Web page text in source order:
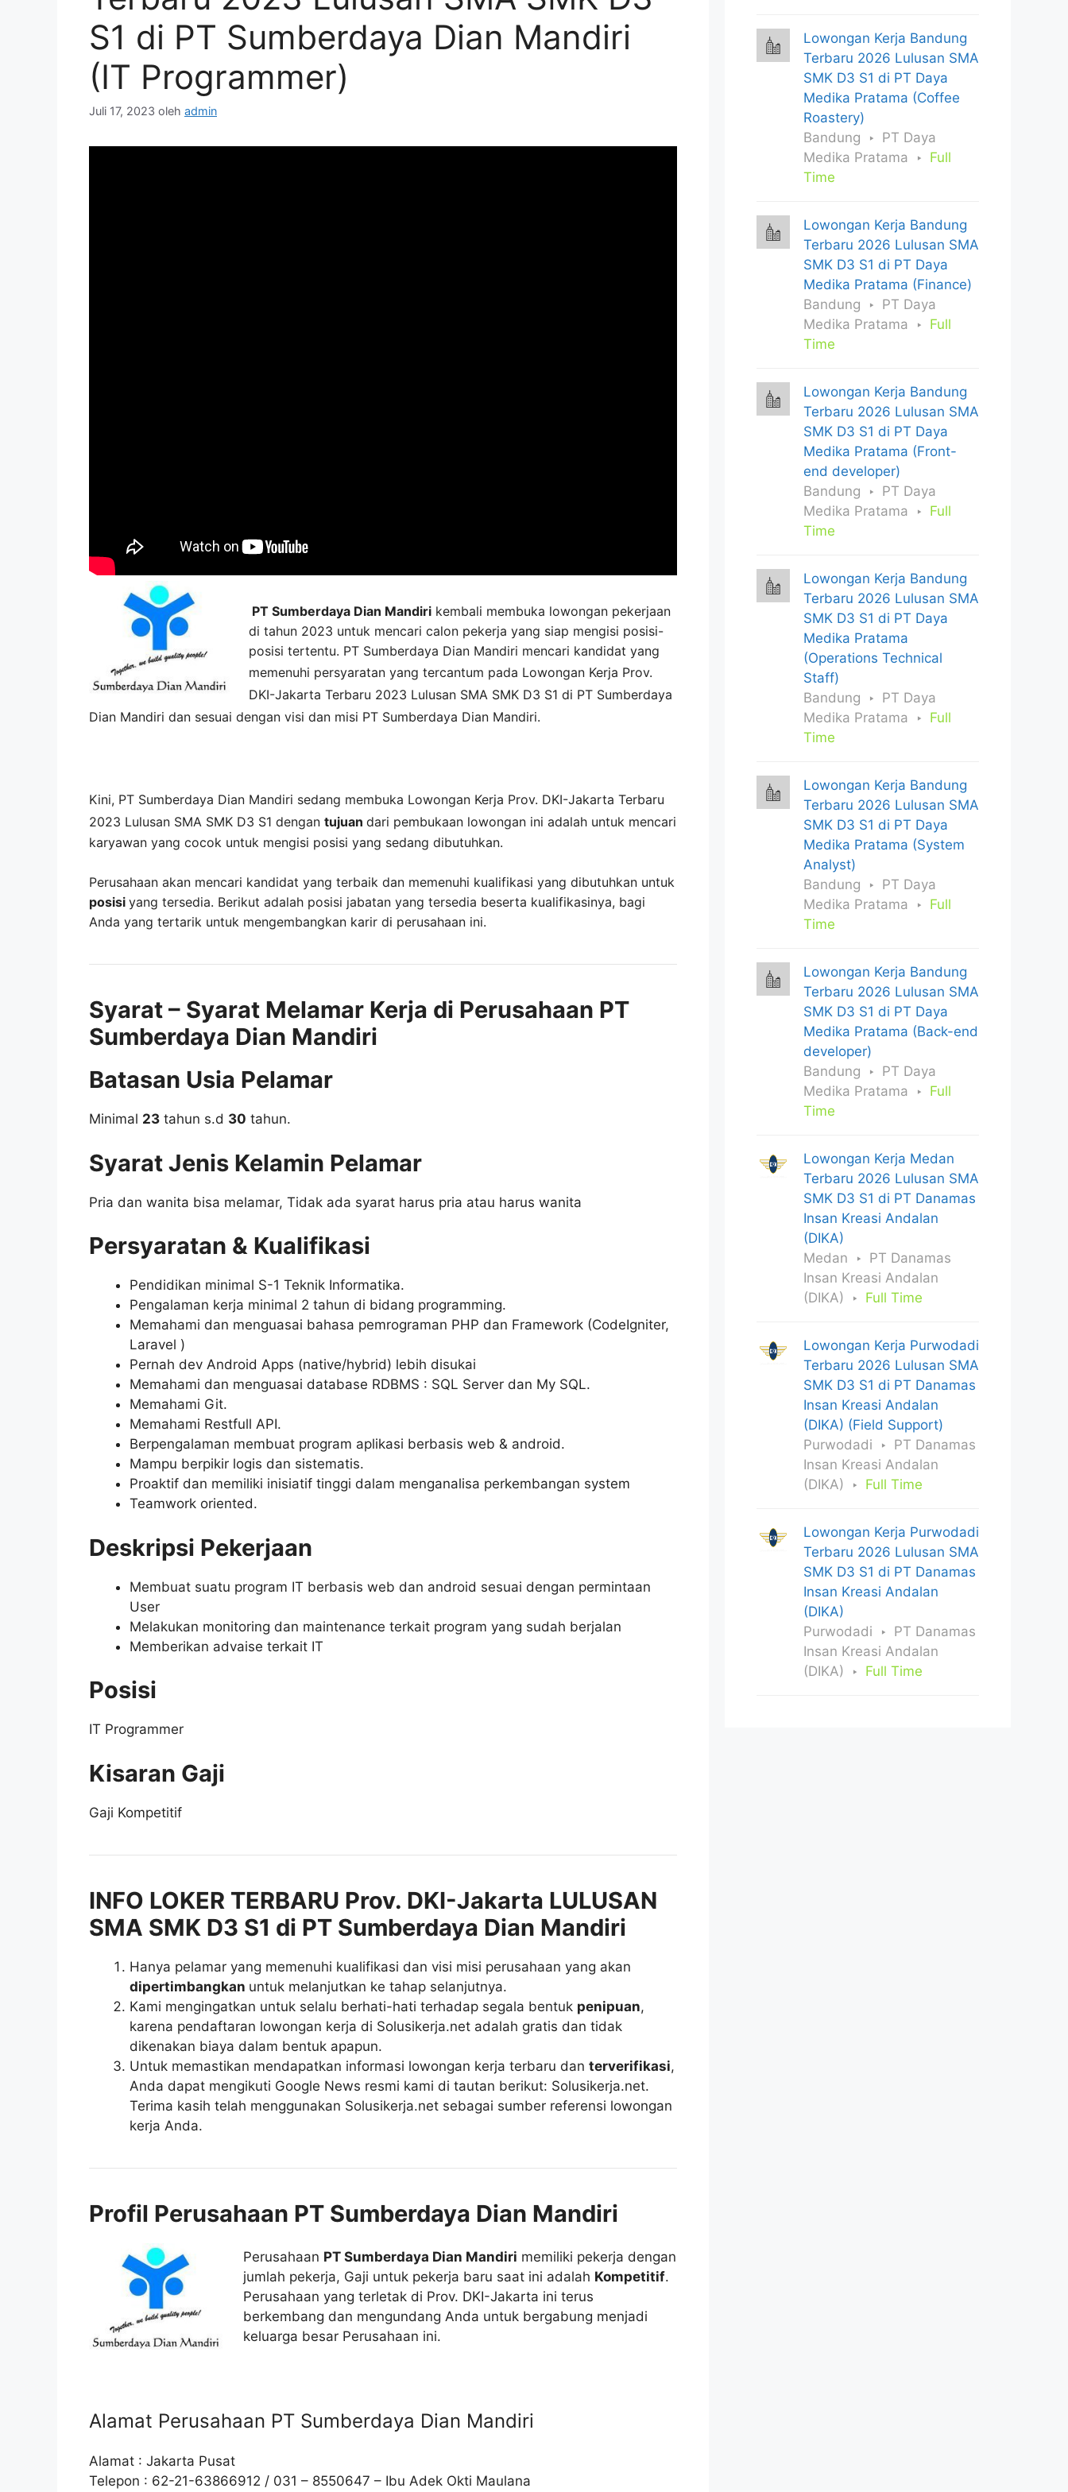
S1 di PT Sumberdaya Dian Mandiri
(IT Programmer)
Juli 17, 2023 oleh admin
PT Sumberdaya Dian Mandiri kembali membuka lowongan pekerjaan
di tahun 2023 untuk mencari calon pekerja yang siap mengisi posisi-
posisi tertentu. PT Sumberdaya Dian Mandiri mencari kandidat yang
memenuhi persyaratan yang tercantum pada Lowongan Kerja Prov.
DKI-Jakarta Terbaru 2023 Lulusan SMA SMK D3 S1 di PT Sumberdaya
Dian Mandiri dan sesuai dengan visi dan misi PT Sumberdaya Dian Mandiri.
Kini, PT Sumberdaya Dian Mandiri sedang membuka Lowongan Kerja Prov. DKI-Jakarta Terbaru
2023 Lulusan SMA SMK D3 S1 dengan tujuan dari pembukaan lowongan ini adalah untuk mencari
karyawan yang cocok untuk mengisi posisi yang sedang dibutuhkan.
Perusahaan akan mencari kandidat yang terbaik dan memenuhi kualifikasi yang dibutuhkan untuk
posisi yang tersedia. Berikut adalah posisi jabatan yang tersedia beserta kualifikasinya, bagi
Anda yang tertarik untuk mengembangkan karir di perusahaan ini.
Syarat – Syarat Melamar Kerja di Perusahaan PT
Sumberdaya Dian Mandiri
Batasan Usia Pelamar
Minimal 23 tahun s.d 30 tahun.
Syarat Jenis Kelamin Pelamar
Pria dan wanita bisa melamar, Tidak ada syarat harus pria atau harus wanita
Persyaratan & Kualifikasi
Pendidikan minimal S-1 Teknik Informatika.
Pengalaman kerja minimal 2 tahun di bidang programming.
Memahami dan menguasai bahasa pemrograman PHP dan Framework (CodeIgniter,
Laravel )
Pernah dev Android Apps (native/hybrid) lebih disukai
Memahami dan menguasai database RDBMS : SQL Server dan My SQL.
Memahami Git.
Memahami Restfull API.
Berpengalaman membuat program aplikasi berbasis web & android.
Mampu berpikir logis dan sistematis.
Proaktif dan memiliki inisiatif tinggi dalam menganalisa perkembangan system
Teamwork oriented.
Deskripsi Pekerjaan
Membuat suatu program IT berbasis web dan android sesuai dengan permintaan
User
Melakukan monitoring dan maintenance terkait program yang sudah berjalan
Memberikan advaise terkait IT
Posisi
IT Programmer
Kisaran Gaji
Gaji Kompetitif
INFO LOKER TERBARU Prov. DKI-Jakarta LULUSAN
SMA SMK D3 S1 di PT Sumberdaya Dian Mandiri
Hanya pelamar yang memenuhi kualifikasi dan visi misi perusahaan yang akan
dipertimbangkan untuk melanjutkan ke tahap selanjutnya.
Kami mengingatkan untuk selalu berhati-hati terhadap segala bentuk penipuan,
karena pendaftaran lowongan kerja di Solusikerja.net adalah gratis dan tidak
dikenakan biaya dalam bentuk apapun.
Untuk memastikan mendapatkan informasi lowongan kerja terbaru dan terverifikasi,
Anda dapat mengikuti Google News resmi kami di tautan berikut: Solusikerja.net.
Terima kasih telah menggunakan Solusikerja.net sebagai sumber referensi lowongan
kerja Anda.
Profil Perusahaan PT Sumberdaya Dian Mandiri
Perusahaan PT Sumberdaya Dian Mandiri memiliki pekerja dengan
jumlah pekerja, Gaji untuk pekerja baru saat ini adalah Kompetitif.
Perusahaan yang terletak di Prov. DKI-Jakarta ini terus
berkembang dan mengundang Anda untuk bergabung menjadi
keluarga besar Perusahaan ini.
Alamat Perusahaan PT Sumberdaya Dian Mandiri
Alamat : Jakarta Pusat
Telepon : 62-21-63866912 / 031 – 8550647 – Ibu Adek Okti Maulana
Lowongan Kerja Bandung
Terbaru 2026 Lulusan SMA
SMK D3 S1 di PT Daya
Medika Pratama (Coffee
Roastery)
Bandung
PT Daya
Medika Pratama
Full
Time
Lowongan Kerja Bandung
Terbaru 2026 Lulusan SMA
SMK D3 S1 di PT Daya
Medika Pratama (Finance)
Bandung
PT Daya
Medika Pratama
Full
Time
Lowongan Kerja Bandung
Terbaru 2026 Lulusan SMA
SMK D3 S1 di PT Daya
Medika Pratama (Front-
end developer)
Bandung
PT Daya
Medika Pratama
Full
Time
Lowongan Kerja Bandung
Terbaru 2026 Lulusan SMA
SMK D3 S1 di PT Daya
Medika Pratama
(Operations Technical
Staff)
Bandung
PT Daya
Medika Pratama
Full
Time
Lowongan Kerja Bandung
Terbaru 2026 Lulusan SMA
SMK D3 S1 di PT Daya
Medika Pratama (System
Analyst)
Bandung
PT Daya
Medika Pratama
Full
Time
Lowongan Kerja Bandung
Terbaru 2026 Lulusan SMA
SMK D3 S1 di PT Daya
Medika Pratama (Back-end
developer)
Bandung
PT Daya
Medika Pratama
Full
Time
Lowongan Kerja Medan
Terbaru 2026 Lulusan SMA
SMK D3 S1 di PT Danamas
Insan Kreasi Andalan
(DIKA)
Medan
PT Danamas
Insan Kreasi Andalan
(DIKA)
Full Time
Lowongan Kerja Purwodadi
Terbaru 2026 Lulusan SMA
SMK D3 S1 di PT Danamas
Insan Kreasi Andalan
(DIKA) (Field Support)
Purwodadi
PT Danamas
Insan Kreasi Andalan
(DIKA)
Full Time
Lowongan Kerja Purwodadi
Terbaru 2026 Lulusan SMA
SMK D3 S1 di PT Danamas
Insan Kreasi Andalan
(DIKA)
Purwodadi
PT Danamas
Insan Kreasi Andalan
(DIKA)
Full Time